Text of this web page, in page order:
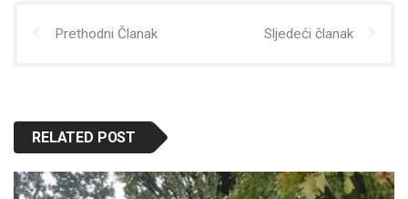
Prethodni Članak Sljedeći članak
RELATED POST